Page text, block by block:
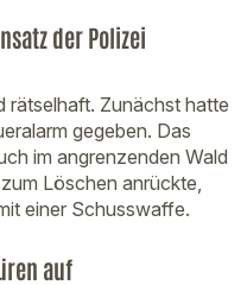
der Polizei
rätselhaft. Zunächst hatte
gegeben. Das
im angrenzenden Wald
Löschen anrückte,
einer Schusswaffe.
auf